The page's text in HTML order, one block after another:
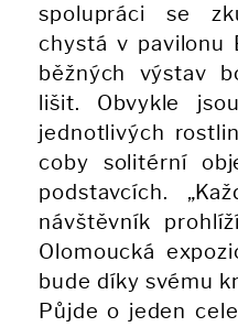
spolupráci se
chystá v pavilonu
běžných výstav
lišit. Obvykle
jednotlivých
coby solitérní
podstavcích.
návštěvník
Olomoucká
bude díky svému
Půjde o jeden